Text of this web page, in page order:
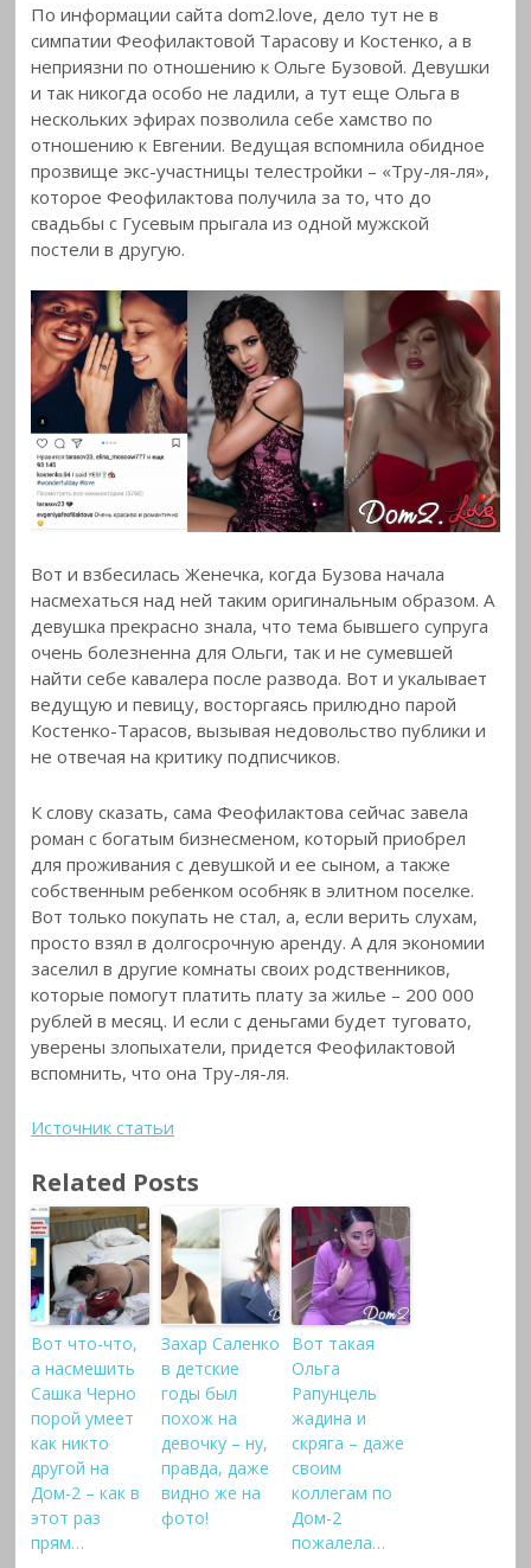
По информации сайта dom2.love, дело тут не в
симпатии Феофилактовой Тарасову и Костенко, а в
неприязни по отношению к Ольге Бузовой. Девушки
и так никогда особо не ладили, а тут еще Ольга в
нескольких эфирах позволила себе хамство по
отношению к Евгении. Ведущая вспомнила обидное
прозвище экс-участницы телестройки – «Тру-ля-ля»,
которое Феофилактова получила за то, что до
свадьбы с Гусевым прыгала из одной мужской
постели в другую.
Вот и взбесилась Женечка, когда Бузова начала
насмехаться над ней таким оригинальным образом. А
девушка прекрасно знала, что тема бывшего супруга
очень болезненна для Ольги, так и не сумевшей
найти себе кавалера после развода. Вот и укалывает
ведущую и певицу, восторгаясь прилюдно парой
Костенко-Тарасов, вызывая недовольство публики и
не отвечая на критику подписчиков.
К слову сказать, сама Феофилактова сейчас завела
роман с богатым бизнесменом, который приобрел
для проживания с девушкой и ее сыном, а также
собственным ребенком особняк в элитном поселке.
Вот только покупать не стал, а, если верить слухам,
просто взял в долгосрочную аренду. А для экономии
заселил в другие комнаты своих родственников,
которые помогут платить плату за жилье – 200 000
рублей в месяц. И если с деньгами будет туговато,
уверены злопыхатели, придется Феофилактовой
вспомнить, что она Тру-ля-ля.
Источник статьи
Related Posts
Вот что-что,
а насмешить
Сашка Черно
порой умеет
как никто
другой на
Дом-2 – как в
этот раз
прям…
Захар Саленко
в детские
годы был
похож на
девочку – ну,
правда, даже
видно же на
фото!
Вот такая
Ольга
Рапунцель
жадина и
скряга – даже
своим
коллегам по
Дом-2
пожалела…